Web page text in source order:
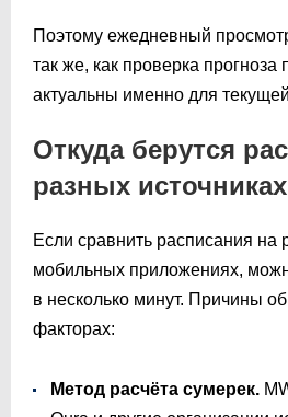
Поэтому ежедневный
так же, как проверка прогноза
актуальны именно для
Откуда берутся
разных источниках
Если сравнить расписания на
мобильных приложениях,
в несколько минут. Причины
факторах:
Метод расчёта сумерек.